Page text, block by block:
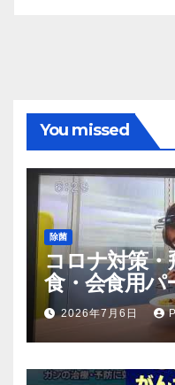
You missed
除菌
コロナ対策
食・会食用パ
（マスク会食
放送のＴＶ番
2026年7月6日